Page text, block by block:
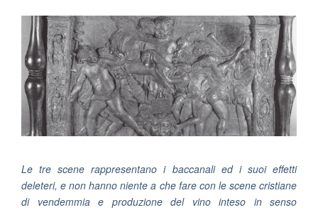
Le tre scene rappresentano i baccanali ed i suoi effetti
deleteri, e non hanno niente a che fare con le scene cristiane
di vendemmia e produzione del vino inteso in senso